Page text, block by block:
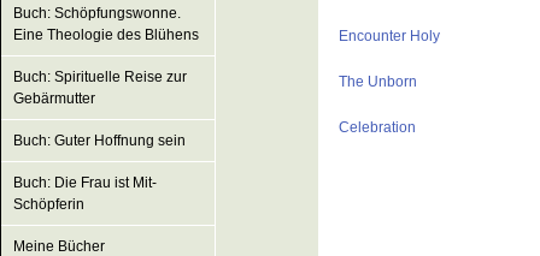
Buch: Schöpfungswonne.
Eine Theologie des Blühens
Buch: Spirituelle Reise zur
Gebärmutter
Buch: Guter Hoffnung sein
Buch: Die Frau ist Mit-
Schöpferin
Meine Bücher
Encounter Holy
The Unborn
Celebration